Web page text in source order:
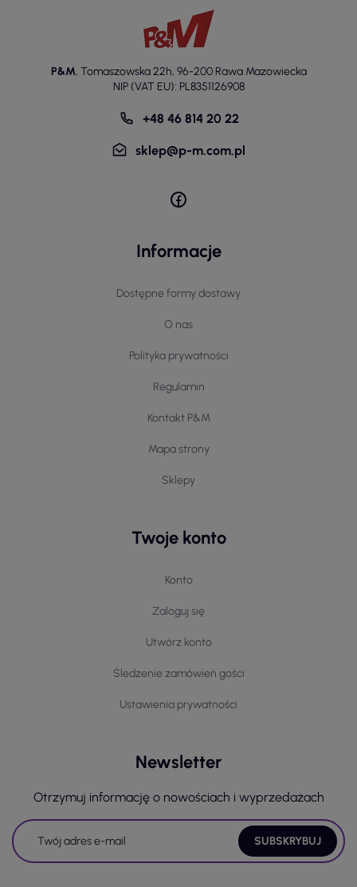
P&M, Tomaszowska 22h, 96-200 Rawa Mazowiecka
NIP (VAT EU): PL8351126908
+48 46 814 20 22
sklep@p-m.com.pl
Informacje
Dostępne formy dostawy
O nas
Polityka prywatności
Regulamin
Kontakt P&M
Mapa strony
Sklepy
Twoje konto
Konto
Zaloguj się
Utwórz konto
Śledzenie zamówień gości
Ustawienia prywatności
Newsletter
Otrzymuj informację o nowościach i wyprzedażach